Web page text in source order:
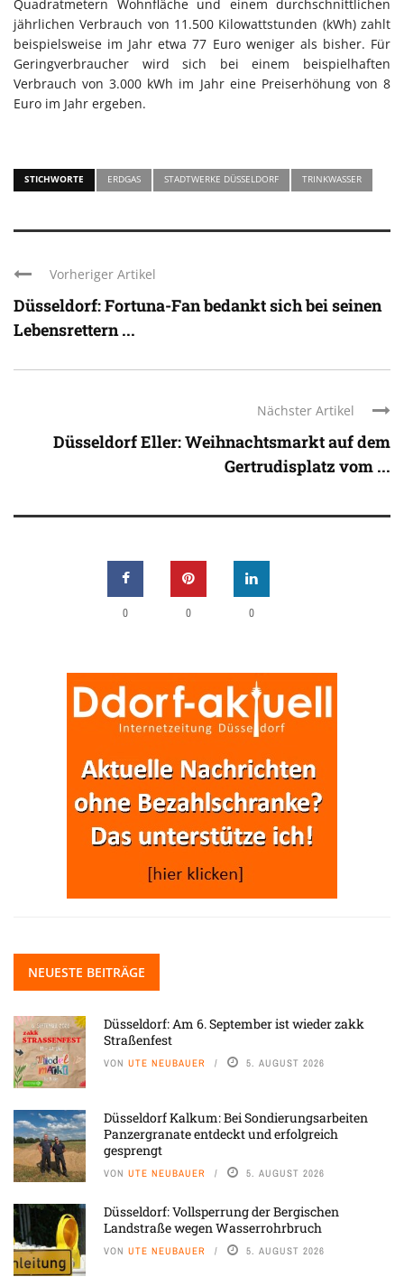
Quadratmetern Wohnfläche und einem durchschnittlichen
jährlichen Verbrauch von 11.500 Kilowattstunden (kWh) zahlt
beispielsweise im Jahr etwa 77 Euro weniger als bisher. Für
Geringverbraucher wird sich bei einem beispielhaften
Verbrauch von 3.000 kWh im Jahr eine Preiserhöhung von 8
Euro im Jahr ergeben.
STICHWORTE ERDGAS STADTWERKE DÜSSELDORF TRINKWASSER
Vorheriger Artikel
Düsseldorf: Fortuna-Fan bedankt sich bei seinen
Lebensrettern ...
Nächster Artikel
Düsseldorf Eller: Weihnachtsmarkt auf dem
Gertrudisplatz vom ...
0 0 0
NEUESTE BEITRÄGE
Düsseldorf: Am 6. September ist wieder zakk
Straßenfest
VON UTE NEUBAUER 5. AUGUST 2026
Düsseldorf Kalkum: Bei Sondierungsarbeiten
Panzergranate entdeckt und erfolgreich
gesprengt
VON UTE NEUBAUER 5. AUGUST 2026
Düsseldorf: Vollsperrung der Bergischen
Landstraße wegen Wasserrohrbruch
VON UTE NEUBAUER 5. AUGUST 2026